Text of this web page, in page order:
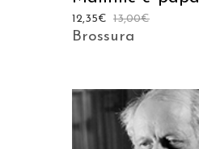
13,00€
12,35€
Brossura